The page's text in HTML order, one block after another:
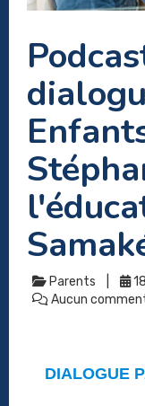
Parents
Aucun
DIALOGUE